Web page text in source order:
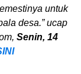
untuk
desa.” ucap
Senin, 14